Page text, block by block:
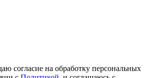
согласие на обработку персональных